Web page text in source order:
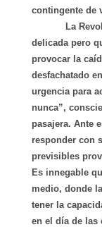
contingente de
La
delicada pero
provocar la
desfachatado
urgencia para
nunca”,
pasajera. Ante
responder con
previsibles
Es innegable
medio, donde
tener la
en el día de las